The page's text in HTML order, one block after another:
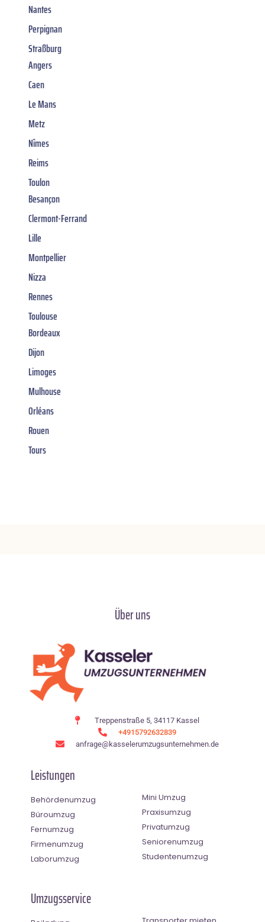
Nantes
Perpignan
Straßburg
Angers
Caen
Le Mans
Metz
Nîmes
Reims
Toulon
Besançon
Clermont-Ferrand
Lille
Montpellier
Nizza
Rennes
Toulouse
Bordeaux
Dijon
Limoges
Mulhouse
Orléans
Rouen
Tours
Über uns
Treppenstraße 5, 34117 Kassel
+4915792632839
anfrage@kasselerumzugsunternehmen.de
Leistungen
Behördenumzug
Büroumzug
Fernumzug
Firmenumzug
Laborumzug
Mini Umzug
Praxisumzug
Privatumzug
Seniorenumzug
Studentenumzug
Umzugsservice